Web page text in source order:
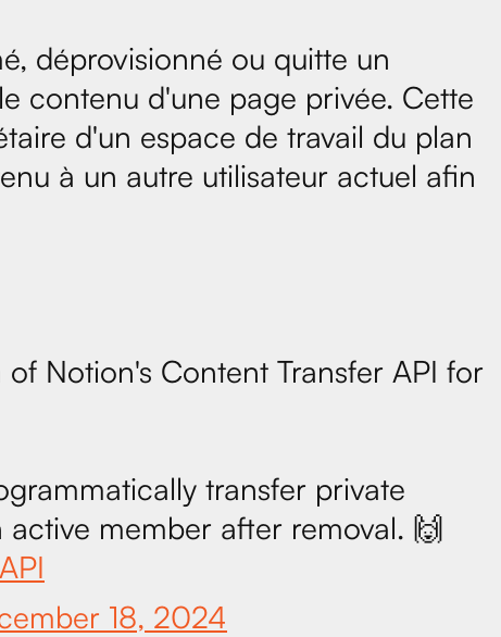
déprovisionné ou quitte un
contenu d'une page privée. Cette
d'un espace de travail du plan
à un autre utilisateur actuel afin
Notion's Content Transfer API for
transfer private
member after removal. 🙌
18, 2024